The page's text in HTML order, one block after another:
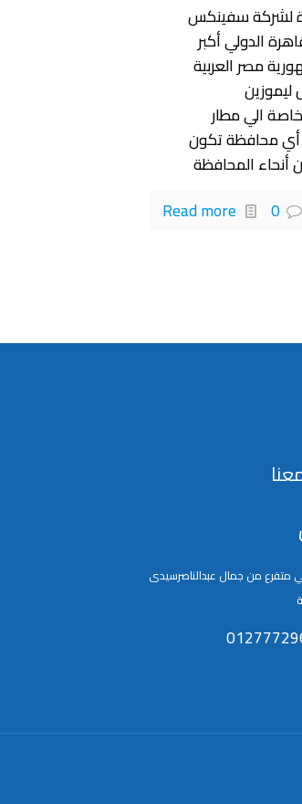
لشركة سفينكس
الدولي أكبر
مصر العربية
الي مطار
أي محافظة تكون
أنحاء المحافظة
0
Read more
متفرع من جمال عبدالناصرسيدى